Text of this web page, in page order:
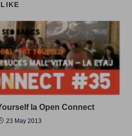
la Open Connect
23 May 2013